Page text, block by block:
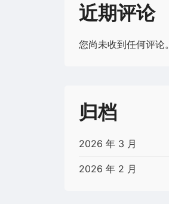
近期评论
您尚未收到任何评论。
归档
2026 年 3 月
2026 年 2 月